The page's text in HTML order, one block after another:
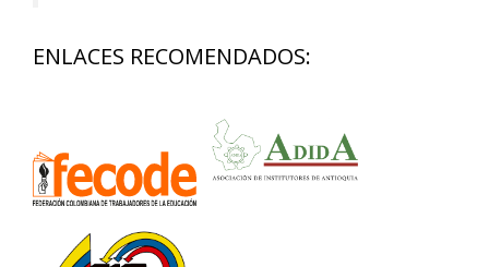
ENLACES RECOMENDADOS: